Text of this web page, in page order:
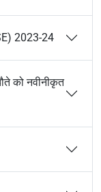
2023-24
को नवीनीकृत